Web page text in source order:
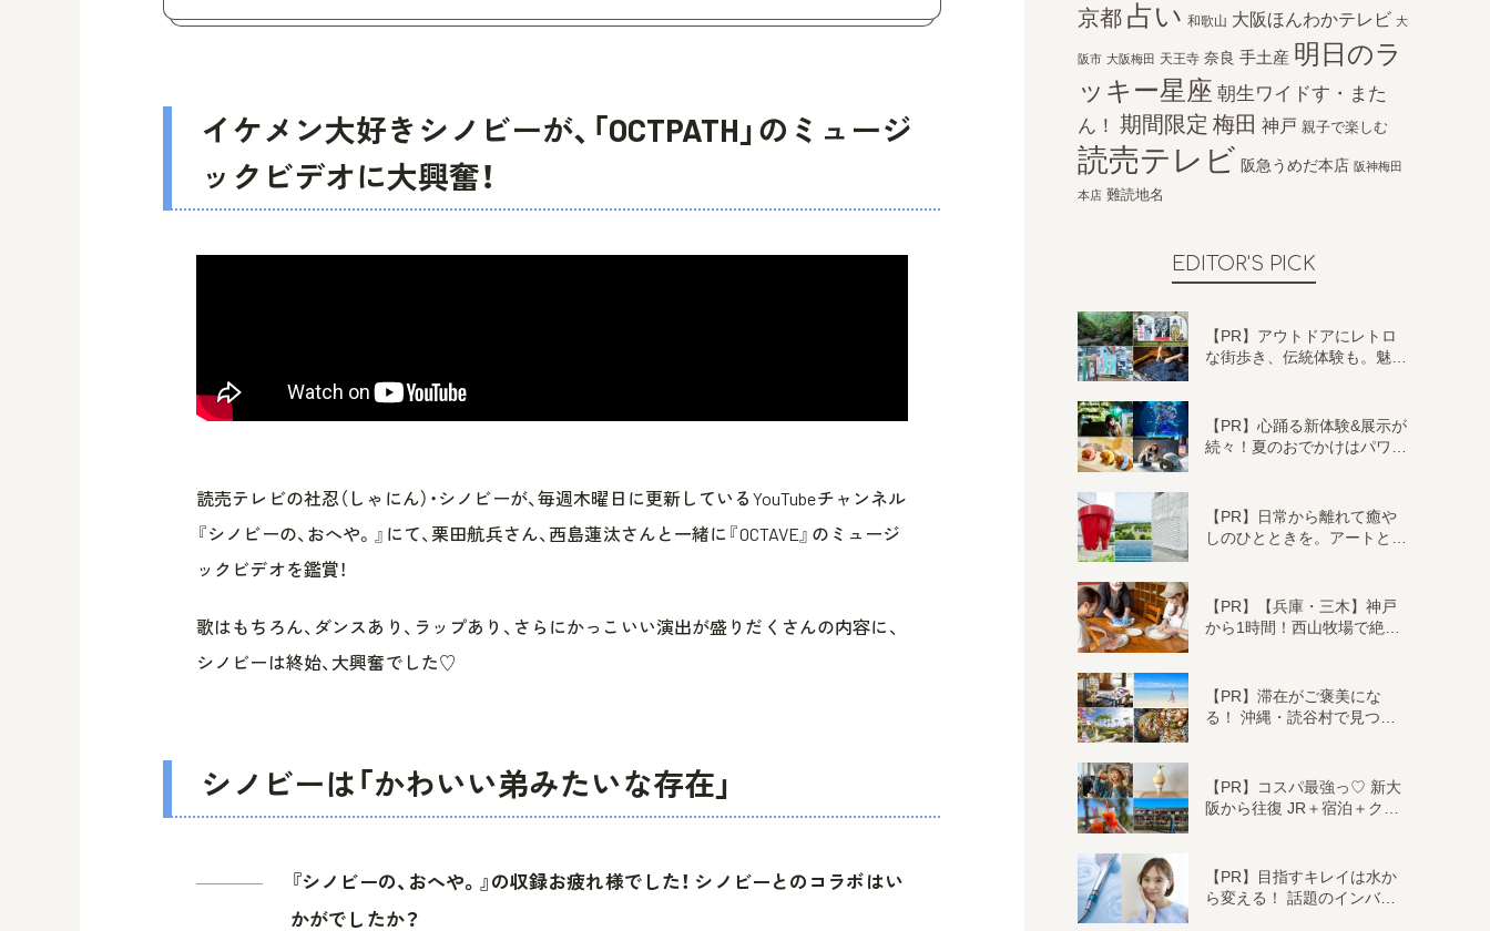
イケメン大好きシノビーが、「OCTPATH」のミュージ
ックビデオに大興奮！
読売テレビの社忍（しゃにん）・シノビーが、毎週木曜日に更新しているYouTubeチャンネル
『シノビーの、おへや。』にて、栗田航兵さん、西島蓮汰さんと一緒に『OCTAVE』のミュージ
ックビデオを鑑賞！
歌はもちろん、ダンスあり、ラップあり、さらにかっこいい演出が盛りだくさんの内容に、
シノビーは終始、大興奮でした♡
シノビーは「かわいい弟みたいな存在」
『シノビーの、おへや。』の収録お疲れ様でした！ シノビーとのコラボはい
かがでしたか？
京都 占い 和歌山 大阪ほんわかテレビ 大
阪市 大阪梅田 天王寺 奈良 手土産 明日のラ
ッキー星座 朝生ワイドす・また
ん！ 期間限定 梅田 神戸 親子で楽しむ
読売テレビ 阪急うめだ本店 阪神梅田
本店 難読地名
EDITOR'S PICK
【PR】アウトドアにレトロ
な街歩き、伝統体験も。魅…
【PR】心踊る新体験&展示が
続々！夏のおでかけはパワ…
【PR】日常から離れて癒や
しのひとときを。アートと…
【PR】【兵庫・三木】神戸
から1時間！西山牧場で絶…
【PR】滞在がご褒美にな
る！ 沖縄・読谷村で見つ…
【PR】コスパ最強っ♡ 新大
阪から往復 JR＋宿泊＋ク…
【PR】目指すキレイは水か
ら変える！ 話題のインバ…